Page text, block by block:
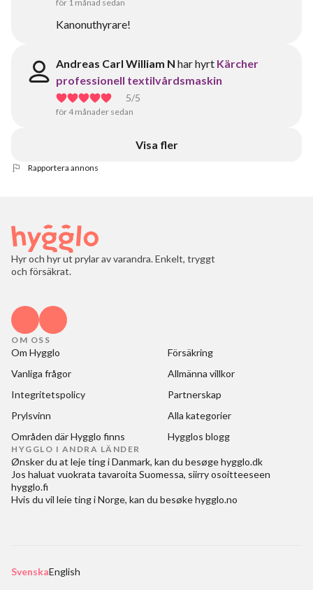
för 1 månad sedan
Kanonuthyrare!
Andreas Carl William N har hyrt Kärcher
professionell textilvårdsmaskin
5/5
för 4 månader sedan
Visa fler
Rapportera annons
Hyr och hyr ut prylar av varandra. Enkelt, tryggt
och försäkrat.
OM OSS
Om Hygglo
Försäkring
Vanliga frågor
Allmänna villkor
Integritetspolicy
Partnerskap
Prylsvinn
Alla kategorier
Områden där Hygglo finns
Hygglos blogg
HYGGLO I ANDRA LÄNDER
Ønsker du at leje ting i Danmark, kan du besøgehygglo.dk
Jos haluat vuokrata tavaroita Suomessa, siirry osoitteeseen
hygglo.fi
Hvis du vil leie ting i Norge, kan du besøkehygglo.no
SvenskaEnglish